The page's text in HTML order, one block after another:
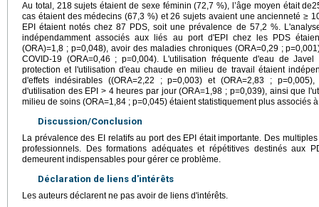
Au total, 218 sujets étaient de sexe féminin (72,7 %), l’âge moyen était
cas étaient des médecins (67,3 %) et 26 sujets avaient une ancienneté ≥
EPI étaient notés chez 87 PDS, soit une prévalence de 57,2 %.
indépendamment associés aux liés au port d'EPI chez les PDS
(ORA)=1,8 ; p=0,048), avoir des maladies chroniques (ORA=0,29 ;
COVID-19 (ORA=0,46 ; p=0,004). L'utilisation fréquente d'eau de
protection et l'utilisation d'eau chaude en milieu de travail étaient
d'effets indésirables ((ORA=2,22 ; p=0,003) et (ORA=2,83 ;
d'utilisation des EPI > 4 heures par jour (ORA=1,98 ; p=0,039), ainsi que
milieu de soins (ORA=1,84 ; p=0,045) étaient statistiquement plus associés
Discussion/Conclusion
La prévalence des EI relatifs au port des EPI était importante. Des
professionnels. Des formations adéquates et répétitives destinés aux
demeurent indispensables pour gérer ce problème.
Déclaration de liens d'intérêts
Les auteurs déclarent ne pas avoir de liens d'intérêts.